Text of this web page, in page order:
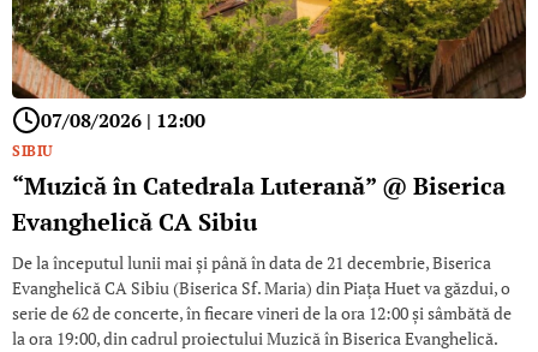
07/08/2026 | 12:00
SIBIU
“Muzică în Catedrala Luterană” @ Biserica
Evanghelică CA Sibiu
De la începutul lunii mai şi până în data de 21 decembrie, Biserica
Evanghelică CA Sibiu (Biserica Sf. Maria) din Piaţa Huet va găzdui, o
serie de 62 de concerte, în fiecare vineri de la ora 12:00 și sâmbătă de
la ora 19:00, din cadrul proiectului Muzică în Biserica Evanghelică.